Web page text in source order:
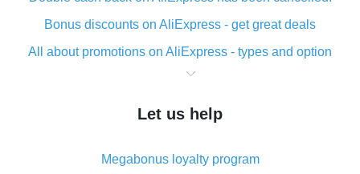
Bonus discounts on AliExpress - get great deals
All about promotions on AliExpress - types and option
What is cash back when making purchases on
The best place to download cash back for AliExpress
What is the AliExpress cash back plugin and what are
Let us help
Megabonus loyalty program